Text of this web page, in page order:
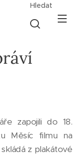
Hledat
zapojili do 18.
Měsíc filmu na
z plakátové